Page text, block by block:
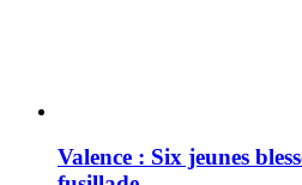
Valence : Six jeunes